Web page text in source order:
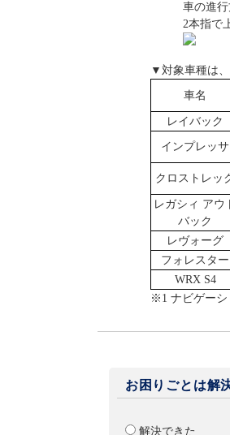
車の進
2本指で
▼対象車種は
車名
レイバック
インプレッサ
クロストレッ
レガシィ アウ
バック
レヴォーグ
フォレスター
WRX S4
※1 ナビゲーシ
お困りごとは解
解決できた